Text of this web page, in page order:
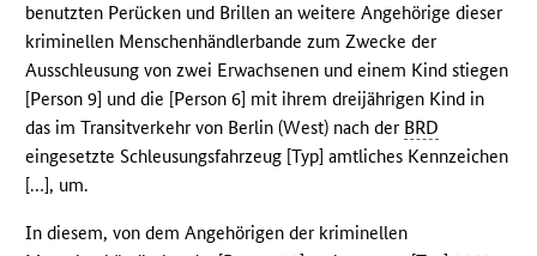
benutzten Perücken und Brillen an weitere Angehörige dieser
kriminellen Menschenhändlerbande zum Zwecke der
Ausschleusung von zwei Erwachsenen und einem Kind stiegen
[Person 9] und die [Person 6] mit ihrem dreijährigen Kind in
das im Transitverkehr von Berlin (West) nach der BRD
eingesetzte Schleusungsfahrzeug [Typ] amtliches Kennzeichen
[…], um.
In diesem, von dem Angehörigen der kriminellen